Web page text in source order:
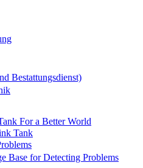
Bestattungsdienst)
For a Better World
Tank
for Detecting Problems